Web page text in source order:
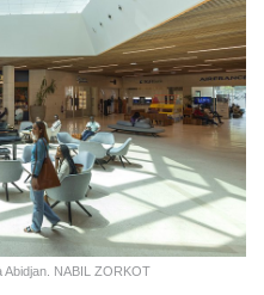
Abidjan. NABIL ZORKOT